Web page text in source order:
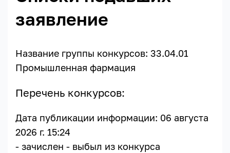
заявление
Название группы конкурсов: 33.04.01
Промышленная фармация
Перечень конкурсов:
Дата публикации информации: 06 августа
2026 г. 15:24
- зачислен - выбыл из конкурса